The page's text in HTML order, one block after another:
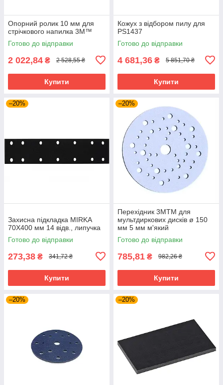
Опорний ролик 10 мм для
стрічкового напилка 3M™
Готово до відправки
2 022,84 ₴ 2 528,55 ₴
Купити
Кожух з відбором пилу для
PS1437
Готово до відправки
4 681,36 ₴ 5 851,70 ₴
Купити
–20%
Захисна підкладка MIRKA
70X400 мм 14 відв., липучка
Готово до відправки
273,38 ₴ 341,72 ₴
Купити
–20%
Перехідник 3MTM для
мультдиркових дисків ø 150
мм 5 мм м'який
Готово до відправки
785,81 ₴ 982,26 ₴
Купити
–20% –20%